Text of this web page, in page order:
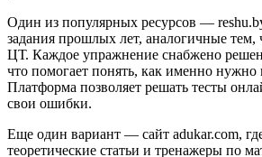
Один из популярных ресурсов —
задания прошлых лет, аналогичные тем,
ЦТ. Каждое упражнение снабжено
что помогает понять, как именно нужно
Платформа позволяет решать тесты
свои ошибки.
Еще один вариант — сайт adukar.com,
теоретические статьи и тренажеры по